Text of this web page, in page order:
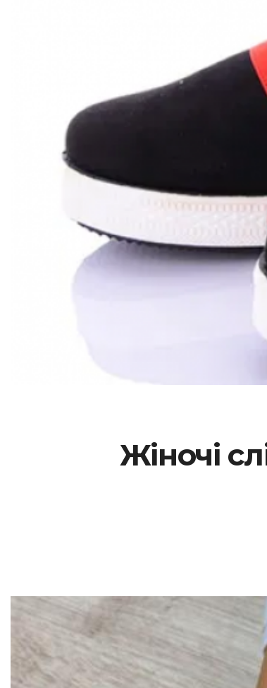
Жіночі